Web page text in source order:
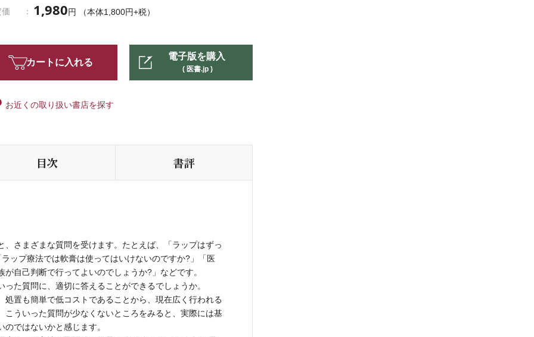
1,980円 （本体1,800円+税）
カートに入れる
電子版を購入
( 医書.jp )
お近くの取り扱い書店を探す
目次 書評
さまざまな質問を受けます。たとえば、「ラップはずっ
ップ療法では軟膏は使ってはいけないのですか?」「医
自己判断で行ってよいのでしょうか?」などです。
た質問に、適切に答えることができるでしょうか。
置も簡単で低コストであることから、現在広く行われる
こういった質問が少なくないところをみると、実際には基
ではないかと感じます。